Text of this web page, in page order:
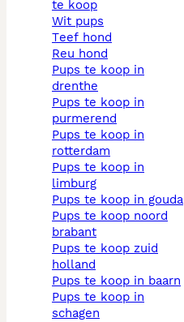
te koop
wit pups
teef hond
reu hond
pups te koop in
drenthe
pups te koop in
purmerend
pups te koop in
rotterdam
pups te koop in
limburg
pups te koop in gouda
pups te koop noord
brabant
pups te koop zuid
holland
pups te koop in baarn
pups te koop in
schagen